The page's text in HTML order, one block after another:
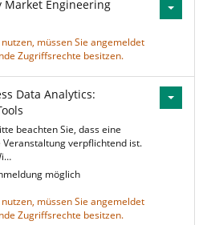
Market Engineering
müssen Sie angemeldet
Zugriffsrechte besitzen.
Data Analytics:
beachten Sie, dass eine
verpflichtend ist.
möglich
müssen Sie angemeldet
Zugriffsrechte besitzen.